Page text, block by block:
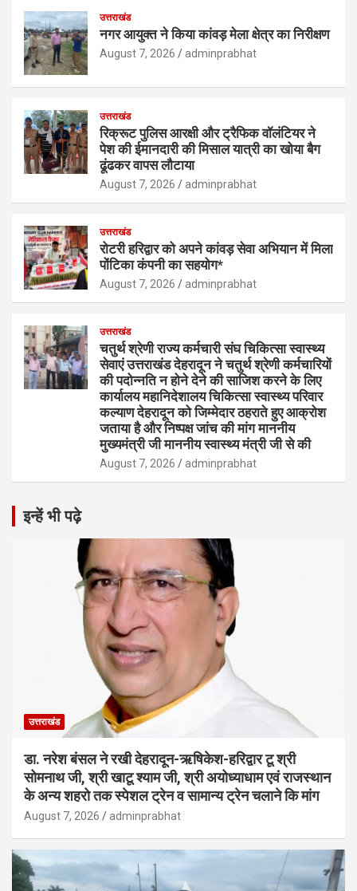
उत्तराखंड
नगर आयुक्त ने किया कांवड़ मेला क्षेत्र का निरीक्षण
August 7, 2026 adminprabhat
उत्तराखंड
रिक्रूट पुलिस आरक्षी और ट्रैफिक वॉलंटियर ने
पेश की ईमानदारी की मिसाल यात्री का खोया बैग
ढूंढकर वापस लौटाया
August 7, 2026 adminprabhat
उत्तराखंड
रोटरी हरिद्वार को अपने कांवड़ सेवा अभियान में मिला
पोंटिका कंपनी का सहयोग*
August 7, 2026 adminprabhat
उत्तराखंड
चतुर्थ श्रेणी राज्य कर्मचारी संघ चिकित्सा स्वास्थ्य
सेवाएं उत्तराखंड देहरादून ने चतुर्थ श्रेणी कर्मचारियों
की पदोन्नति न होने देने की साजिश करने के लिए
कार्यालय महानिदेशालय चिकित्सा स्वास्थ्य परिवार
कल्याण देहरादून को जिम्मेदार ठहराते हुए आक्रोश
जताया है और निष्पक्ष जांच की मांग माननीय
मुख्यमंत्री जी माननीय स्वास्थ्य मंत्री जी से की
August 7, 2026 adminprabhat
इन्हें भी पढ़े
उत्तराखंड
डा. नरेश बंसल ने रखी देहरादून-ऋषिकेश-हरिद्वार टू श्री
सोमनाथ जी, श्री खाटू श्याम जी, श्री अयोध्याधाम एवं राजस्थान
के अन्य शहरो तक स्पेशल ट्रेन व सामान्य ट्रेन चलाने कि मांग
August 7, 2026 adminprabhat